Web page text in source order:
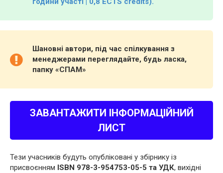
Шановні автори, під час спілкування з
менеджерами переглядайте, будь ласка,
папку «СПАМ»
ЗАВАНТАЖИТИ ІНФОРМАЦІЙНИЙ
ЛИСТ
Тези учасників будуть опубліковані у збірнику із
присвоєнням ISBN 978-3-954753-05-5 та УДК, вихідні